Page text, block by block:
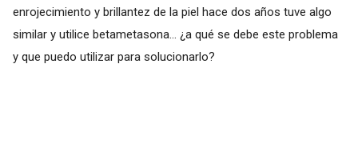
enrojecimiento y brillantez de la piel hace dos años tuve algo
similar y utilice betametasona... ¿a qué se debe este problema
y que puedo utilizar para solucionarlo?